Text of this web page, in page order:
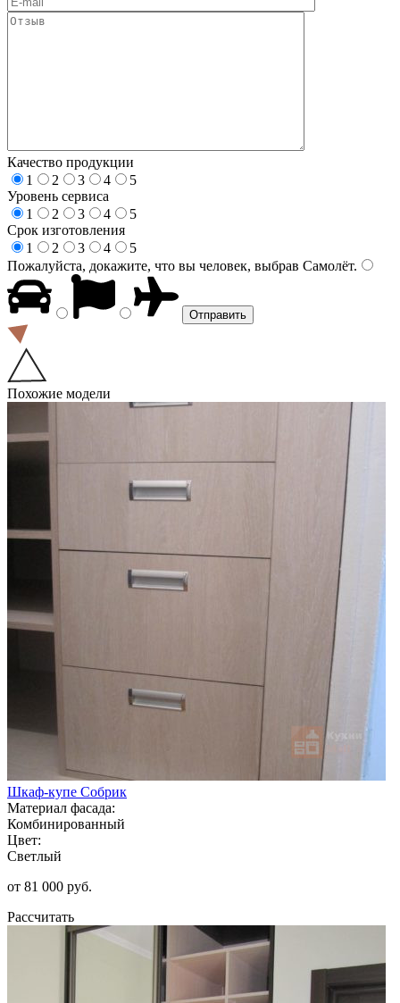
Качество продукции
1
2 3 4
5
Уровень сервиса
1
2 3 4
5
Срок изготовления
1
2 3 4
5
Пожалуйста, докажите, что вы человек, выбрав Самолёт.
Похожие модели
Шкаф-купе Собрик
Материал фасада:
Комбинированный
Цвет:
Светлый
от 81 000 руб.
Рассчитать